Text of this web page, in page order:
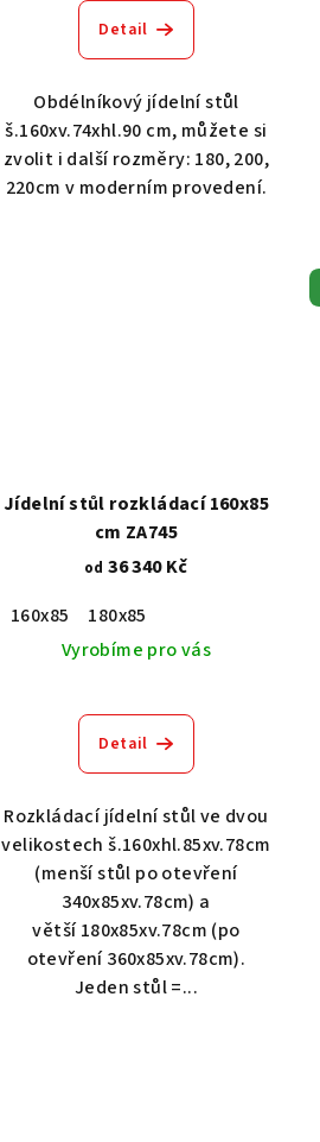
Detail
Obdélníkový jídelní stůl
š.160xv.74xhl.90 cm, můžete si
zvolit i další rozměry: 180, 200,
220cm v moderním provedení.
Jídelní stůl rozkládací 160x85
cm ZA745
od 36 340 Kč
160x85
180x85
Vyrobíme pro vás
Detail
Rozkládací jídelní stůl ve dvou
velikostech š.160xhl.85xv.78cm
(menší stůl po otevření
340x85xv.78cm) a
větší 180x85xv.78cm (po
otevření 360x85xv.78cm).
Jeden stůl =...